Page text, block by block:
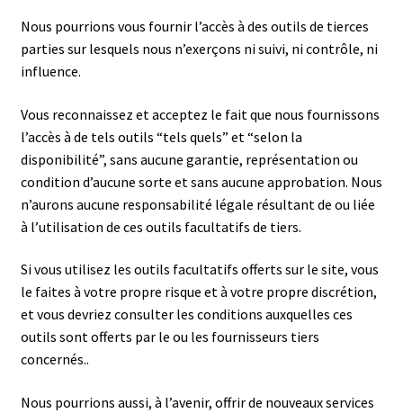
Nous pourrions vous fournir l’accès à des outils de tierces
parties sur lesquels nous n’exerçons ni suivi, ni contrôle, ni
influence.
Vous reconnaissez et acceptez le fait que nous fournissons
l’accès à de tels outils “tels quels” et “selon la
disponibilité”, sans aucune garantie, représentation ou
condition d’aucune sorte et sans aucune approbation. Nous
n’aurons aucune responsabilité légale résultant de ou liée
à l’utilisation de ces outils facultatifs de tiers.
Si vous utilisez les outils facultatifs offerts sur le site, vous
le faites à votre propre risque et à votre propre discrétion,
et vous devriez consulter les conditions auxquelles ces
outils sont offerts par le ou les fournisseurs tiers
concernés..
Nous pourrions aussi, à l’avenir, offrir de nouveaux services